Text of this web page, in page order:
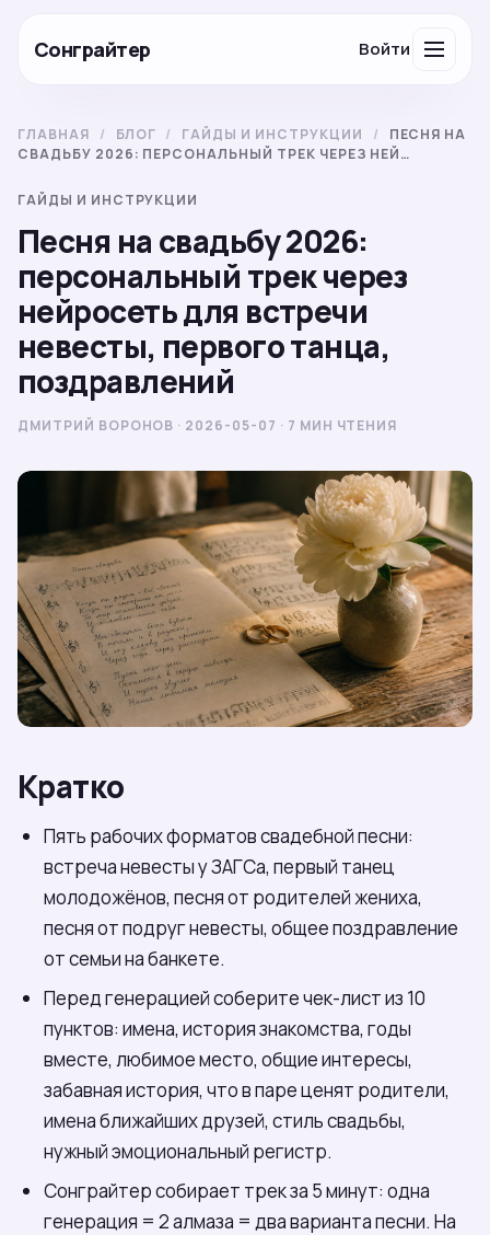
Сонграйтер Войти
ГЛАВНАЯ / БЛОГ / ГАЙДЫ И ИНСТРУКЦИИ /
ПЕСНЯ НА
СВАДЬБУ 2026: ПЕРСОНАЛЬНЫЙ ТРЕК ЧЕРЕЗ НЕЙ…
ГАЙДЫ И ИНСТРУКЦИИ
Песня на свадьбу 2026:
персональный трек через
нейросеть для встречи
невесты, первого танца,
поздравлений
ДМИТРИЙ ВОРОНОВ · 2026-05-07 · 7 МИН ЧТЕНИЯ
Кратко
Пять рабочих форматов свадебной песни:
встреча невесты у ЗАГСа, первый танец
молодожёнов, песня от родителей жениха,
песня от подруг невесты, общее поздравление
от семьи на банкете.
Перед генерацией соберите чек-лист из 10
пунктов: имена, история знакомства, годы
вместе, любимое место, общие интересы,
забавная история, что в паре ценят родители,
имена ближайших друзей, стиль свадьбы,
нужный эмоциональный регистр.
Сонграйтер собирает трек за 5 минут: одна
генерация = 2 алмаза = два варианта песни. На